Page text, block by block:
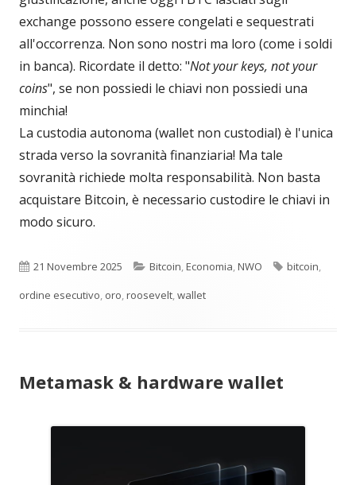
exchange possono essere congelati e sequestrati
all'occorrenza. Non sono nostri ma loro (come i soldi
in banca). Ricordate il detto: "Not your keys, not your
coins", se non possiedi le chiavi non possiedi una
minchia!
La custodia autonoma (wallet non custodial) è l'unica
strada verso la sovranità finanziaria! Ma tale
sovranità richiede molta responsabilità. Non basta
acquistare Bitcoin, è necessario custodire le chiavi in
modo sicuro.
Pubblicato
21 Novembre 2025 Categorie
Bitcoin,Economia,NWO Tag
bitcoin,
ordine esecutivo, oro,roosevelt,wallet
Metamask & hardware wallet